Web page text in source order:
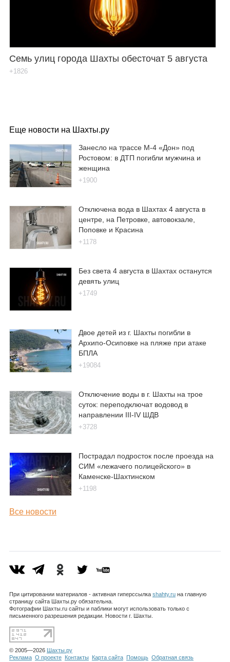
Семь улиц города Шахты обесточат 5 августа
+1826
Еще новости на Шахты.ру
Занесло на трассе М-4 «Дон» под
Ростовом: в ДТП погибли мужчина и
женщина
+1900
Отключена вода в Шахтах 4 августа в
центре, на Петровке, автовокзале,
Поповке и Красина
+1178
Без света 4 августа в Шахтах останутся
девять улиц
+1749
Двое детей из г. Шахты погибли в
Архипо-Осиповке на пляже при атаке
БПЛА
+19084
Отключение воды в г. Шахты на трое
суток: переподключат водовод в
направлении III-IV ШДВ
+3728
Пострадал подросток после проезда на
СИМ «лежачего полицейского» в
Каменске-Шахтинском
+1198
Все новости
При цитировании материалов - активная гиперссылка shahty.ruна главную
страницу сайта Шахты.ру обязательна.
Фотографии Шахты.ru сайты и паблики могут использовать только с
письменного разрешения редакции. Новости г. Шахты.
© 2005—2026 Шахты.ру
Реклама О проекте Контакты Карта сайта Помощь Обратная связь